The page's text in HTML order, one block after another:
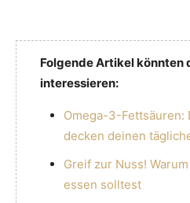
Folgende Artikel könnten
interessieren:
Omega-3-Fettsäuren:
decken deinen
Greif zur Nuss!
essen solltest